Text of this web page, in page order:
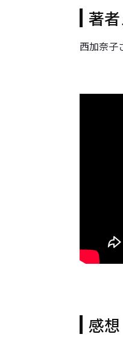
著
西加奈子
感想